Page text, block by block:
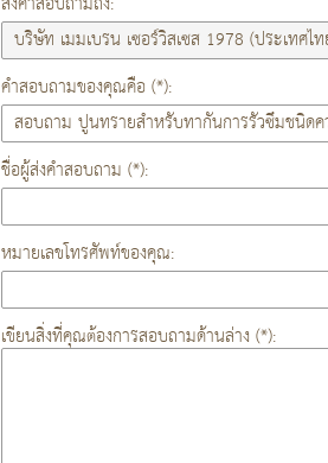
คำสอบถามของคุณคือ (*):
ชื่อผู้ส่งคำสอบถาม (*):
หมายเลขโทรศัพท์ของคุณ:
เขียนสิ่งที่คุณต้องการสอบถามด้านล่าง (*):